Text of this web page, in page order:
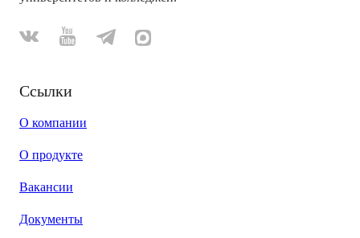
Ссылки
О компании
О продукте
Вакансии
Документы